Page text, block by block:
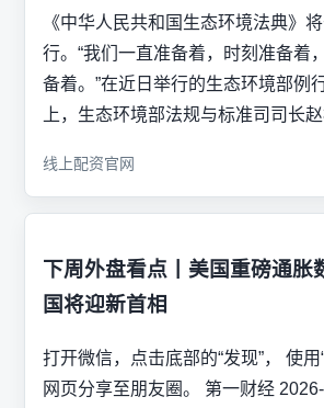
《中华人民共和国生态环境法典》
行。“我们一直准备着，时刻准备着
备着。”在近日举行的生态环境部例
上，生态环境部法规与标准司司长
线上配资官网
下周外盘看点丨美国重磅通胀
国将迎新首相
打开微信，点击底部的“发现”， 使用
网页分享至朋友圈。 第一财经